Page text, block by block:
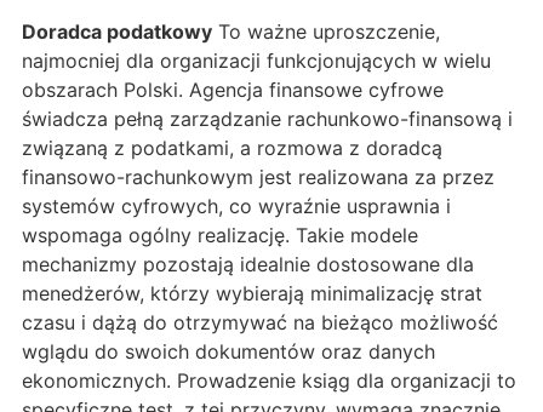
Doradca podatkowy To ważne uproszczenie,
najmocniej dla organizacji funkcjonujących w wielu
obszarach Polski. Agencja finansowe cyfrowe
świadcza pełną zarządzanie rachunkowo-finansową i
związaną z podatkami, a rozmowa z doradcą
finansowo-rachunkowym jest realizowana za przez
systemów cyfrowych, co wyraźnie usprawnia i
wspomaga ogólny realizację. Takie modele
mechanizmy pozostają idealnie dostosowane dla
menedżerów, którzy wybierają minimalizację strat
czasu i dążą do otrzymywać na bieżąco możliwość
wglądu do swoich dokumentów oraz danych
ekonomicznych. Prowadzenie ksiąg dla organizacji to